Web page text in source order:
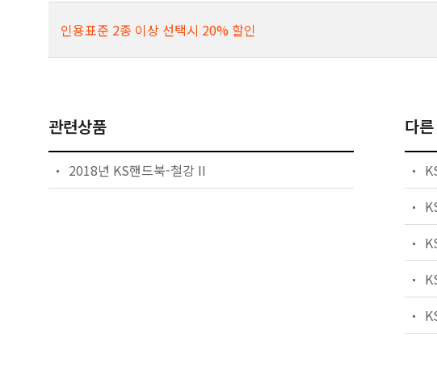
인용표준 2종 이상 선택시 20% 할인
관련상품
2018년 KS핸드북-철강 II
다